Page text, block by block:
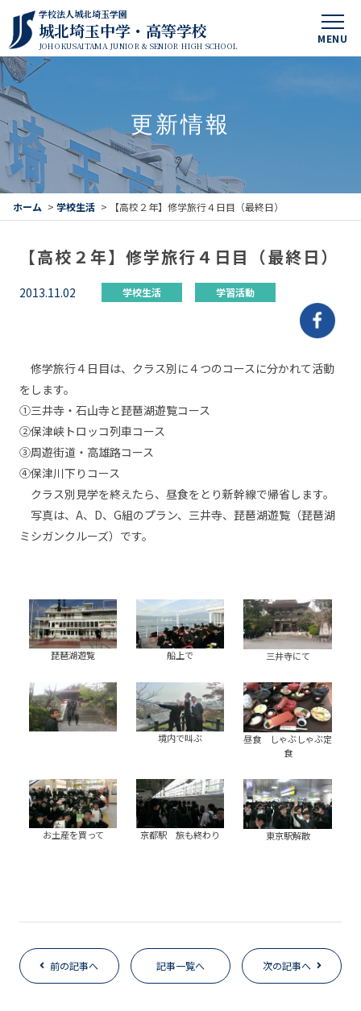
MENU
学校法人城北埼玉学園
城北埼玉中学・高等学校
JOHOKUSAITAMA JUNIOR & SENIOR HIGH SCHOOL
更新情報
ホーム > 学校生活 > 【高校２年】修学旅行４日目（最終日）
【高校２年】修学旅行４日目（最終日）
2013.11.02 学校生活 学習活動
修学旅行４日目は、クラス別に４つのコースに分かれて活動
をします。
①三井寺・石山寺と琵琶湖遊覧コース
②保津峡トロッコ列車コース
③周遊街道・高雄路コース
④保津川下りコース
クラス別見学を終えたら、昼食をとり新幹線で帰省します。
写真は、A、D、G組のプラン、三井寺、琵琶湖遊覧（琵琶湖
ミシガンクルーズ）です。
琵琶湖遊覧 船上で 三井寺にて
境内で叫ぶ
昼食 しゃぶしゃぶ定
食
お土産を買って 京都駅 旅も終わり 東京駅解散
前の記事へ 記事一覧へ 次の記事へ